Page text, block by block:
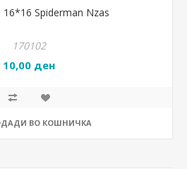
Spiderman Nzas
170102
10,00 ден
ВО КОШНИЧКА